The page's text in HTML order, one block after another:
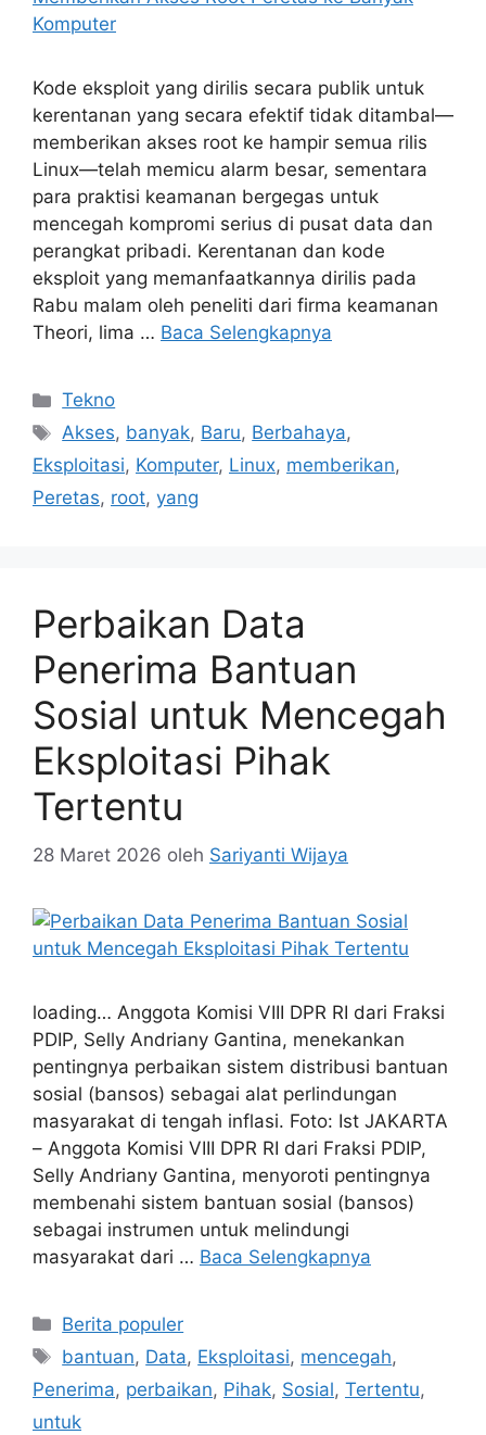
Kode eksploit yang dirilis secara publik untuk
kerentanan yang secara efektif tidak ditambal—
memberikan akses root ke hampir semua rilis
Linux—telah memicu alarm besar, sementara
para praktisi keamanan bergegas untuk
mencegah kompromi serius di pusat data dan
perangkat pribadi. Kerentanan dan kode
eksploit yang memanfaatkannya dirilis pada
Rabu malam oleh peneliti dari firma keamanan
Theori, lima … Baca Selengkapnya
Kategori
Tekno
Tag
Akses, banyak, Baru, Berbahaya,
Eksploitasi, Komputer, Linux, memberikan,
Peretas, root, yang
Perbaikan Data
Penerima Bantuan
Sosial untuk Mencegah
Eksploitasi Pihak
Tertentu
28 Maret 2026 oleh Sariyanti Wijaya
loading… Anggota Komisi VIII DPR RI dari Fraksi
PDIP, Selly Andriany Gantina, menekankan
pentingnya perbaikan sistem distribusi bantuan
sosial (bansos) sebagai alat perlindungan
masyarakat di tengah inflasi. Foto: Ist JAKARTA
– Anggota Komisi VIII DPR RI dari Fraksi PDIP,
Selly Andriany Gantina, menyoroti pentingnya
membenahi sistem bantuan sosial (bansos)
sebagai instrumen untuk melindungi
masyarakat dari … Baca Selengkapnya
Kategori
Berita populer
Tag
bantuan, Data, Eksploitasi, mencegah,
Penerima, perbaikan, Pihak, Sosial, Tertentu,
untuk